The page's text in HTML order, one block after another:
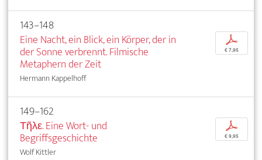
143–148
Eine Nacht, ein Blick, ein Körper, der in
der Sonne verbrennt. Filmische
Metaphern der Zeit
Hermann Kappelhoff
p
€ 7,95
149–162
Τῆλε. Eine Wort- und
Begriffsgeschichte
Wolf Kittler
p
€ 9,95